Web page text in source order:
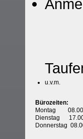
u.v.m.
Bürozeiten:
Montag 08.00
Dienstag
Donnerstag